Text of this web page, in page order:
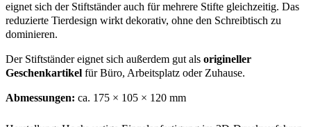
eignet sich der Stiftständer auch für mehrere Stifte gleichzeitig. Das
reduzierte Tierdesign wirkt dekorativ, ohne den Schreibtisch zu
dominieren.
Der Stiftständer eignet sich außerdem gut als origineller
Geschenkartikel für Büro, Arbeitsplatz oder Zuhause.
Abmessungen: ca. 175 × 105 × 120 mm